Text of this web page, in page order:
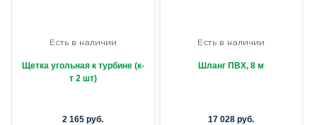
Есть в наличии
Щетка угольная к турбине (к-
т 2 шт)
2 165 руб.
Есть в наличии
Шланг ПВХ, 8 м
17 028 руб.